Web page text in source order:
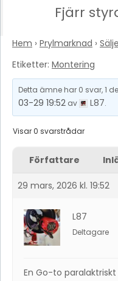
Fjärr
Hem › Prylmarknad ›
Etiketter: Montering
Detta ämne har 0 svar, 1
03-29 19:52 av L87.
Visar 0 svarstrådar
Författare
29 mars, 2026 kl. 19:52
L87
Deltagare
En Go-to